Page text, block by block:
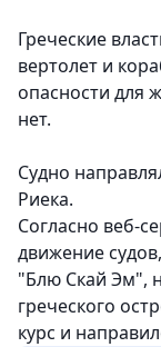
Греческие
вертолет и
опасности для
нет.
Судно
Риека.
Согласно веб-
движение
"Блю Скай Эм",
греческого
курс и